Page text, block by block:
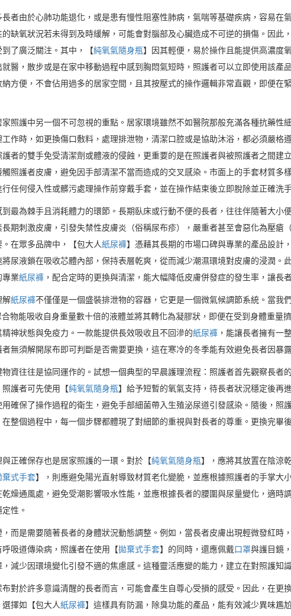
者由於心肺功能退化，或是患有慢性阻塞性肺病，氣喘等基礎疾病，容易在
缺氧狀況若未得到及時緩解，可能會對腦部及心臟造成不可逆的損傷。因
了廣泛關注。其中，【純氧氣隨身瓶】因其輕便，易於操作且能提供高濃度
醫，散步或是在家中移動過程中感到胸悶氣短時，照護者可以立即使用該
方便，不會佔用過多的居家空間，且其按壓式的操作邏輯非常直觀，即便
照護中另一個不可忽視的重點。居家環境雖然不如醫院那般充滿各種抗藥
作時，如更換傷口敷料，處理排泄物，清潔口腔或是協助沐浴，都必須嚴格
者的雙手免受清潔劑或體液的侵蝕，更重要的是在照護者與被照護者之間
照護者皮膚，避免因手部清潔不當而造成的交叉感染。市面上的手套材質多
任何侵入性或髒污處理操作前穿戴手套，並在操作結束後立即脫除並正確洗
最為棘手且消耗體力的環節。長期臥床或行動不便的長者，往往伴隨著大
期刺激皮膚，引發失禁性皮膚炎（俗稱尿布疹），嚴重者甚至會惡化為壓瘡
。在眾多品牌中，【包大人紙尿褲】憑藉其長期的市場口碑與專業的產品設計
尿液鎖在吸收芯體內部，保持表層乾爽，從而減少潮濕環境對皮膚的浸潤
專業紙尿褲 ，配合定時的更換與清潔，能大幅降低皮膚併發症的發生率，讓長
解紙尿褲不僅僅是一個盛裝排泄物的容器，它更是一個微氣候調節系統。當我
物能吸收自身重量數十倍的液體並將其轉化為凝膠狀，即便在受到身體重量
神狀態與免疫力。一款能提供長效吸收且不回滲的紙尿褲 ，能讓長者擁有一
無須解開尿布即可判斷是否需要更換，這在寒冷的冬季能有效避免長者因暴
資往往是協同運作的。試想一個典型的早晨護理流程：照護者首先觀察長
護者可先使用【純氧氣隨身瓶】給予短暫的氧氣支持，待長者狀況穩定後再
確保了操作過程的衛生，避免手部細菌帶入生殖泌尿道引發感染。隨後，
在整個過程中，每一個步驟都體現了對細節的重視與對長者的尊重。更換完
正確保存也是居家照護的一環。對於【純氧氣隨身瓶】，應將其放置在陰涼
棄式手套】，則應避免陽光直射導致材質老化變脆，並應根據照護者的手掌大
燥通風處，避免受潮影響吸水性能，並應根據長者的腰圍與尿量變化，適
性。
而是需要隨著長者的身體狀況動態調整。例如，當長者皮膚出現輕微發紅時
吸道傳染病，照護者在使用【拋棄式手套】的同時，還應佩戴口罩與護目鏡
減少因環境變化引發不適的焦慮感。這種靈活應變的能力，建立在對照護知
對於許多意識清醒的長者而言，可能會產生自尊心受損的感受。因此，在
擇如【包大人紙尿褲】這樣具有防漏，除臭功能的產品，能有效減少異味尷